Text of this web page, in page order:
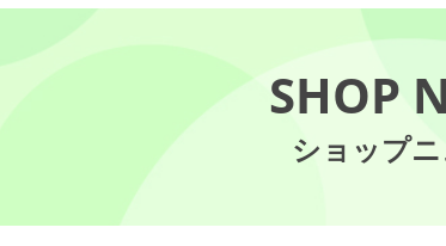
SHOP